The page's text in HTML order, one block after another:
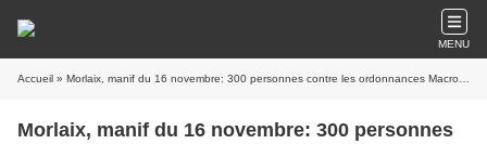
MENU
Accueil » Morlaix, manif du 16 novembre: 300 personnes contre les ordonnances Macron et la politique de casse de la Sécu, des Services Publics et du droit du travail (photos JL Le Calvez, PY Boisnard, I Dupont)
Morlaix, manif du 16 novembre: 300 personnes